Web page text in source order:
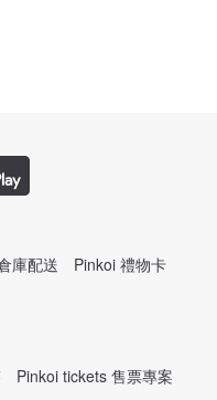
庫配送
Pinkoi 禮物卡
Pinkoi tickets 售票專案